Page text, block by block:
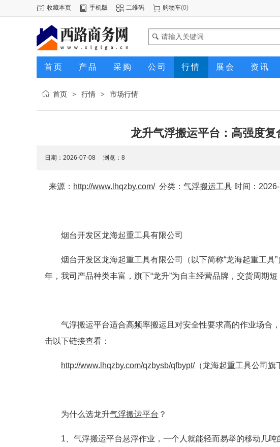
收藏本页 手机版 二维码 购物车(0)
首页 产品 采购 公司 行情 展会 资讯
首页 > 行情 > 市场行情
龙升气浮搬运平台：高强度
日期：2026-07-08 浏览： 8
来源： http://www.lhqzby.com/分类： 气浮搬运工具 时间：
烟台开发区龙海起重工具有限公司
烟台开发区龙海起重工具有限公司（以下简称“龙海起重工
年，我司产品种类丰富，旗下“龙升”为自主经营品牌，交货周期短
气浮搬运平台适合高频率搬运且对安全性要求高的作业场合
击以下链接查看：
http://www.lhqzby.com/qzbysb/qfbypt/（龙海起重工具公司旗
为什么选龙升气浮搬运平台 ？
1、气浮搬运平台悬浮作业，一个人就能轻而易举的移动几吨